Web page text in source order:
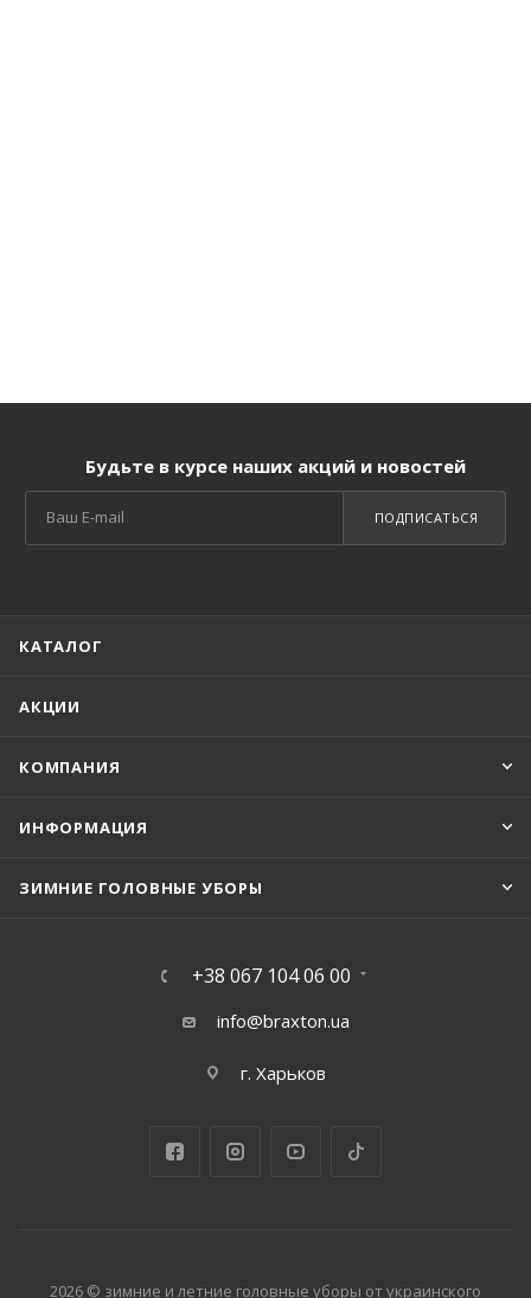
Будьте в курсе наших акций и новостей
ПОДПИСАТЬСЯ
КАТАЛОГ
АКЦИИ
КОМПАНИЯ
ИНФОРМАЦИЯ
ЗИМНИЕ ГОЛОВНЫЕ УБОРЫ
+38 067 104 06 00
info@braxton.ua
г. Харьков
2026 © зимние и летние головные уборы от украинского